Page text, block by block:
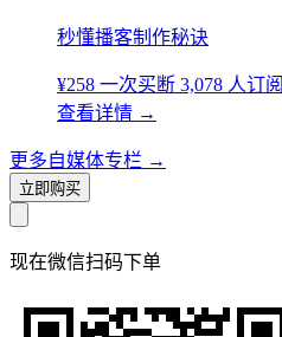
秒懂播客制作秘诀
¥258 一次买断 3,078 人订阅
查看详情 →
更多自媒体专栏 →
立即购买
现在微信扫码下单